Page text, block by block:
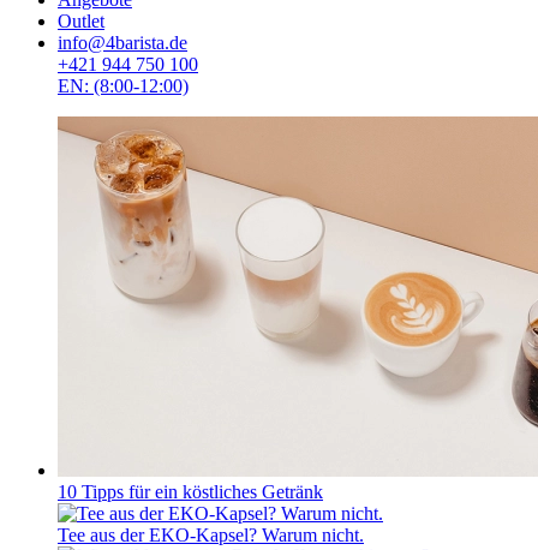
Outlet
info@4barista.de
+421 944 750 100
EN: (8:00-12:00)
10 Tipps für ein köstliches Getränk
Tee aus der EKO-Kapsel? Warum nicht.